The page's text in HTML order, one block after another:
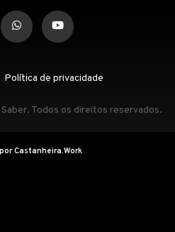
Política de privacidade
Todos os direitos reservados.
por Castanheira.Work